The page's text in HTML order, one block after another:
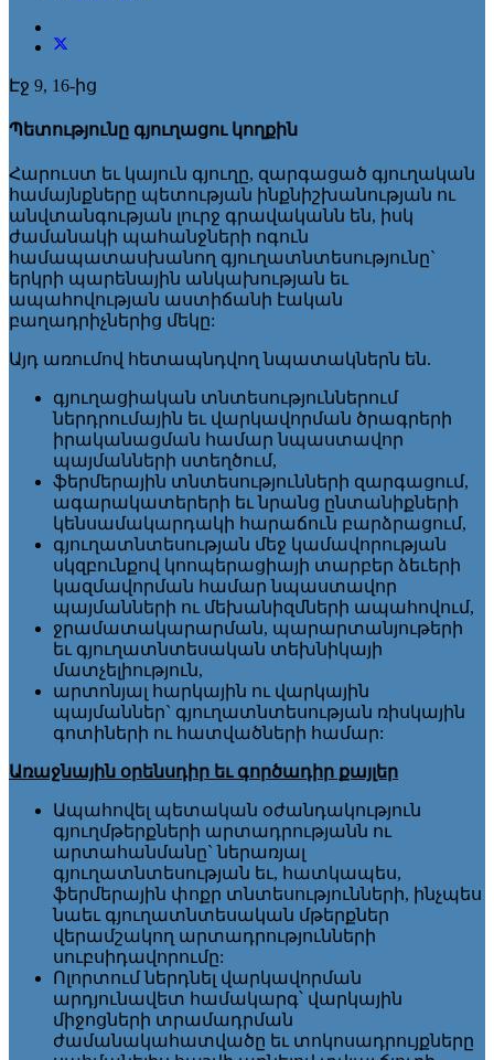
Էջ 9, 16-ից
Պետությունը գյուղացու կողքին
Հարուստ եւ կայուն գյուղը, զարգացած գյուղական
համայնքները պետության ինքնիշխանության ու
անվտանգության լուրջ գրավականն են, իսկ
ժամանակի պահանջների ոգուն
համապատասխանող գյուղատնտեսությունը`
երկրի պարենային անկախության եւ
ապահովության աստիճանի էական
բաղադրիչներից մեկը:
Այդ առումով հետապնդվող նպատակներն են.
գյուղացիական տնտեսություններում
ներդրումային եւ վարկավորման ծրագրերի
իրականացման համար նպաստավոր
պայմանների ստեղծում,
ֆերմերային տնտեսությունների զարգացում,
ագարակատերերի եւ նրանց ընտանիքների
կենսամակարդակի հարաճուն բարձրացում,
գյուղատնտեսության մեջ կամավորության
սկզբունքով կոոպերացիայի տարբեր ձեւերի
կազմավորման համար նպաստավոր
պայմանների ու մեխանիզմների ապահովում,
ջրամատակարարման, պարարտանյութերի
եւ գյուղատնտեսական տեխնիկայի
մատչելիություն,
արտոնյալ հարկային ու վարկային
պայմաններ` գյուղատնտեսության ռիսկային
գոտիների ու հատվածների համար:
Առաջնային օրենսդիր եւ գործադիր քայլեր
Ապահովել պետական օժանդակություն
գյուղմթերքների արտադրությանն ու
արտահանմանը` ներառյալ
գյուղատնտեսության եւ, հատկապես,
ֆերմերային փոքր տնտեսությունների, ինչպես
նաեւ գյուղատնտեսական մթերքներ
վերամշակող արտադրությունների
սուբսիդավորումը:
Ոլորտում ներդնել վարկավորման
արդյունավետ համակարգ՝ վարկային
միջոցների տրամադրման
ժամանակահատվածը եւ տոկոսադրույքները